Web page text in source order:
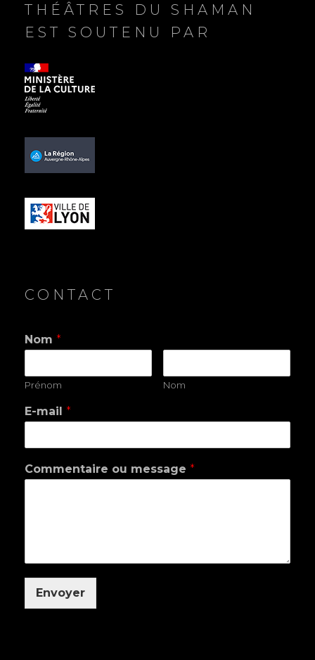
THÉÂTRES DU SHAMAN
EST SOUTENU PAR
CONTACT
Nom *
Prénom Nom
E-mail *
Commentaire ou message *
Envoyer